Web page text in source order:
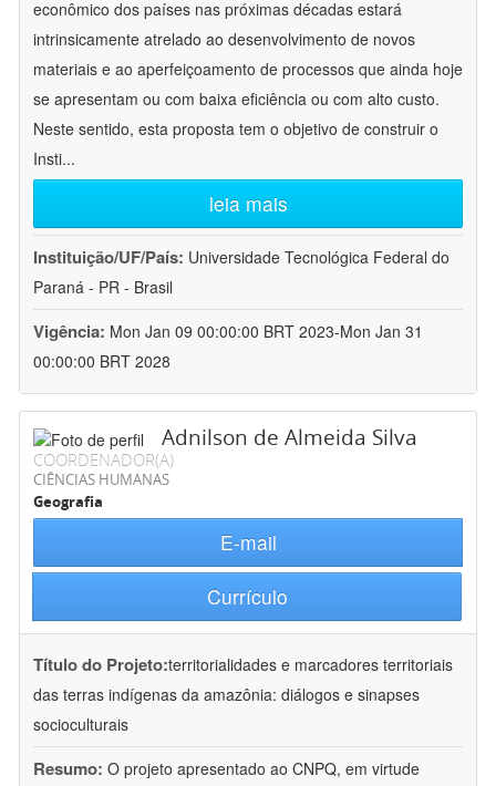
econômico dos países nas próximas décadas estará
intrinsicamente atrelado ao desenvolvimento de novos
materiais e ao aperfeiçoamento de processos que ainda hoje
se apresentam ou com baixa eficiência ou com alto custo.
Neste sentido, esta proposta tem o objetivo de construir o
Insti...
leia mais
Instituição/UF/País: Universidade Tecnológica Federal do
Paraná - PR - Brasil
Vigência: Mon Jan 09 00:00:00 BRT 2023-Mon Jan 31
00:00:00 BRT 2028
Adnilson de Almeida Silva
COORDENADOR(A)
CIÊNCIAS HUMANAS
Geografia
E-mail
Currículo
Título do Projeto:territorialidades e marcadores territoriais
das terras indígenas da amazônia: diálogos e sinapses
socioculturais
Resumo: O projeto apresentado ao CNPQ, em virtude